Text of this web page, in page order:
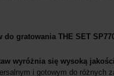
gratowania THE SET
wyróżnia się wysoką
i gotowym do różnych